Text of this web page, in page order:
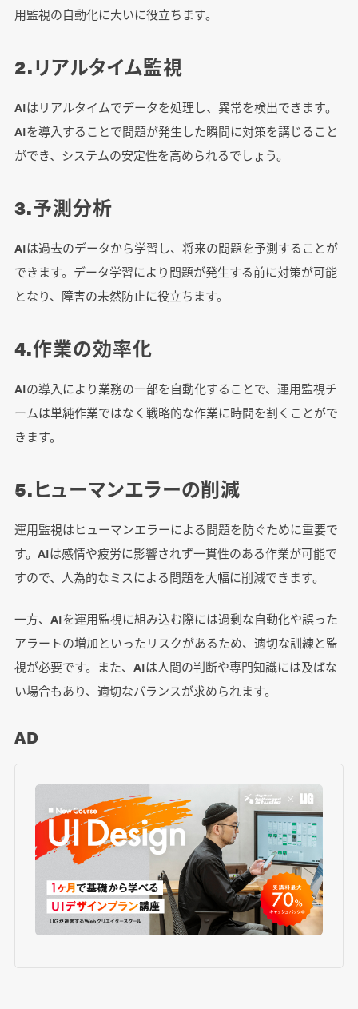
用監視の自動化に大いに役立ちます。
2.リアルタイム監視
AIはリアルタイムでデータを処理し、異常を検出できます。
AIを導入することで問題が発生した瞬間に対策を講じること
ができ、システムの安定性を高められるでしょう。
3.予測分析
AIは過去のデータから学習し、将来の問題を予測することが
できます。データ学習により問題が発生する前に対策が可能
となり、障害の未然防止に役立ちます。
4.作業の効率化
AIの導入により業務の一部を自動化することで、運用監視チ
ームは単純作業ではなく戦略的な作業に時間を割くことがで
きます。
5.ヒューマンエラーの削減
運用監視はヒューマンエラーによる問題を防ぐために重要で
す。AIは感情や疲労に影響されず一貫性のある作業が可能で
すので、人為的なミスによる問題を大幅に削減できます。
一方、AIを運用監視に組み込む際には過剰な自動化や誤った
アラートの増加といったリスクがあるため、適切な訓練と監
視が必要です。また、AIは人間の判断や専門知識には及ばな
い場合もあり、適切なバランスが求められます。
AD